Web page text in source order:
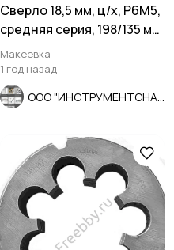
Сверло 18,5 мм, ц/х, Р6М5,
средняя серия, 198/135 мм,
В1, советское.
Макеевка
1 год назад